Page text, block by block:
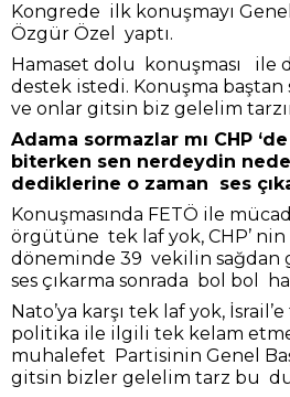
Kongrede ilk konuşmayı Genel
Özgür Özel yaptı.
Hamaset dolu konuşması ile
destek istedi. Konuşma
ve onlar gitsin biz gelelim
Adama sormazlar mı CHP
biterken sen nerdeydin
dediklerine o zaman ses
Konuşmasında FETÖ ile
örgütüne tek laf yok, CHP’ nin
döneminde 39 vekilin sağdan
ses çıkarma sonrada bol bol
Nato’ya karşı tek laf yok,
politika ile ilgili tek kelam
muhalefet Partisinin Genel
gitsin bizler gelelim tarz bu